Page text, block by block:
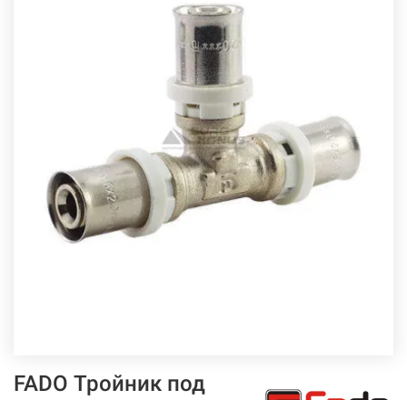
FADO Тройник под